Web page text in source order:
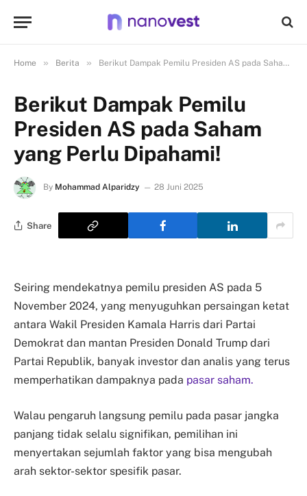
Home » Berita » Berikut Dampak Pemilu Presiden AS pada Saham yang Perlu Dipahami!
Berikut Dampak Pemilu
Presiden AS pada Saham
yang Perlu Dipahami!
By Mohammad Alparidzy 28 Juni 2025
Share
Seiring mendekatnya pemilu presiden AS pada 5
November 2024, yang menyuguhkan persaingan ketat
antara Wakil Presiden Kamala Harris dari Partai
Demokrat dan mantan Presiden Donald Trump dari
Partai Republik, banyak investor dan analis yang terus
memperhatikan dampaknya pada pasar saham.
Walau pengaruh langsung pemilu pada pasar jangka
panjang tidak selalu signifikan, pemilihan ini
menyertakan sejumlah faktor yang bisa mengubah
arah sektor-sektor spesifik pasar.